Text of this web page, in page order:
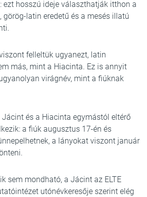
ezt hosszú ideje választhatják itthon a
görög-latin eredetű és a mesés illatú
felleltük ugyanezt, latin
más, mint a Hiacinta. Ez is annyit
virágnév, mint a fiúknak
Jácint és a Hiacinta egymástól eltérő
a fiúk augusztus 17-én és
a lányokat viszont január
sem mondható, a Jácint az ELTE
utónévkeresője szerint elég